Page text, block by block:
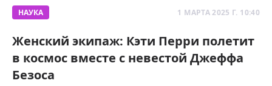
НАУКА 1 МАРТА 2025 Г. 10:40
Женский экипаж: Кэти Перри полетит
в космос вместе с невестой Джеффа
Безоса